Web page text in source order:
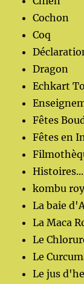
Cochon
Coq
Dragon
Echkart
Fêtes
Fêtes en
Histoires...
kombu
La baie
La Maca
Le
Le
Le jus